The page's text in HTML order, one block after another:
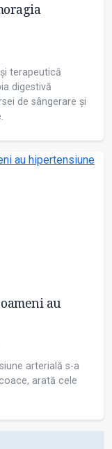
terapeutică
digestivă
de sângerare și
au
arterială s-a
arată cele